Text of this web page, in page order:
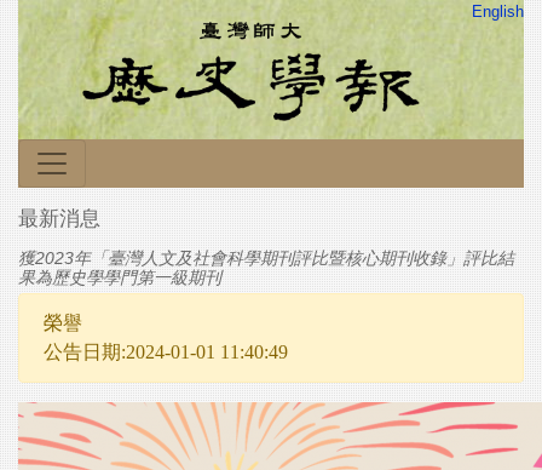
English
最新消息
獲2023年「臺灣人文及社會科學期刊評比暨核心期刊收錄」評比結
果為歷史學學門第一級期刊
榮譽
公告日期:2024-01-01 11:40:49